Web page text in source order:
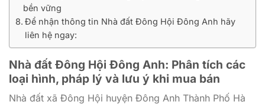
bền vững
Để nhận thông tin Nhà đất Đông Hội Đông Anh hãy
liên hệ ngay:
Nhà đất Đông Hội Đông Anh: Phân tích các
loại hình, pháp lý và lưu ý khi mua bán
Nhà đất xã Đông Hội huyện Đông Anh Thành Phố Hà